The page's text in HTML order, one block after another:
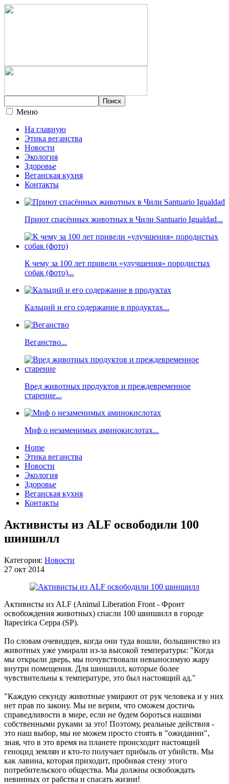
Меню
На главную
Этика веганства
Новости
Экология
Здоровье
Веганская кухня
Контакты
Приют спасённых животных в Чили Santuario Igualdad...
К чему за 100 лет привели «улучшения» породистых
собак (фото)...
Кальций и его содержание в продуктах...
Веганство...
Вред животных продуктов и преждевременное
старение...
Миф о незаменимых аминокислотах...
Home
Этика веганства
Новости
Экология
Здоровье
Веганская кухня
Контакты
Активисты из АLF освободили 100
шиншилл
Категория: Новости
27 окт 2014
Активисты из ALF (Animal Liberation Front - Фронт
освобождения животных) спасли 100 шиншилл в городе
Itapecirica Серра (SP).
По словам очевидцев, когда они туда вошли, большинство из
животных уже умирали из-за высокой температуры: "Когда
мы открыли дверь, мы почувствовали невыносимую жару
внутри помещения. Для шиншилл, которые более
чувствительны к температуре, это был настоящий ад."
"Каждую секунду животные умирают от рук человека и у них
нет прав по закону. Мы не верим, что сможем достичь
справедливости в мире, если не будем бороться нашими
собственными руками за это! Поэтому, реальные действия -
это наш выбор, мы не можем просто стоять в "ожидании",
зная, что в это время на планете происходит настоящий
геноцид землян и кто-то получает прибыль от убийств. Мы
как лавина, которая приходит, пробивая стену этого
потребительского общества. Мы должны освобождать
невинных от рабства и спасать жизни!